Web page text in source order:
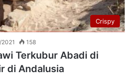
Crispy
158
Terkubur Abadi di
di Andalusia